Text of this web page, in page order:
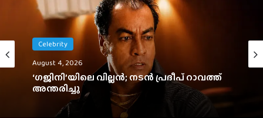
Celebrity
August 4, 2026
August 4, 2026
300 കോടി കടന്ന് ജനനായകൻ.